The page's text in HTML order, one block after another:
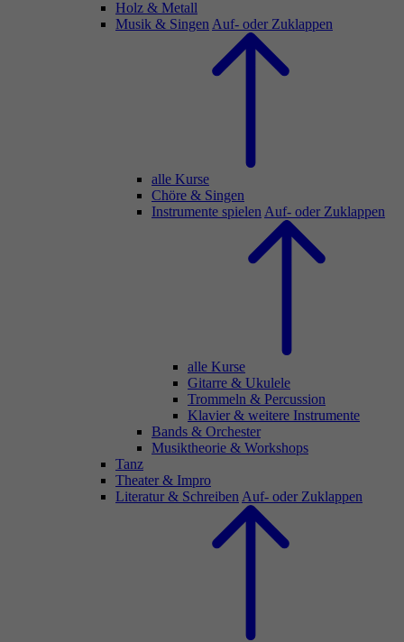
Holz & Metall
Musik & Singen Auf- oder Zuklappen
alle Kurse
Chöre & Singen
Instrumente spielen Auf- oder Zuklappen
alle Kurse
Gitarre & Ukulele
Trommeln & Percussion
Klavier & weitere Instrumente
Bands & Orchester
Musiktheorie & Workshops
Tanz
Theater & Impro
Literatur & Schreiben Auf- oder Zuklappen